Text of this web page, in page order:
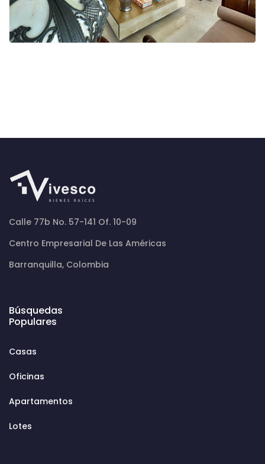
Calle 77b No. 57-141 Of. 10-09
Centro Empresarial De Las Américas
Barranquilla, Colombia
Búsquedas
Populares
Casas
Oficinas
Apartamentos
Lotes